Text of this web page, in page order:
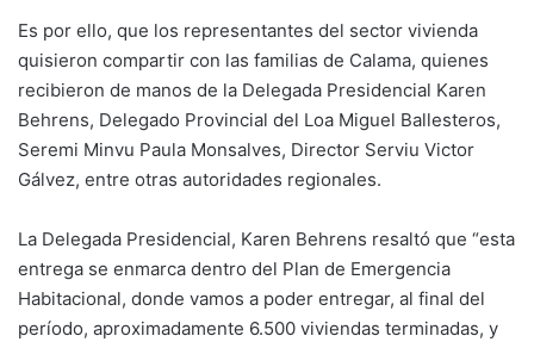
Es por ello, que los representantes del sector vivienda
quisieron compartir con las familias de Calama, quienes
recibieron de manos de la Delegada Presidencial Karen
Behrens, Delegado Provincial del Loa Miguel Ballesteros,
Seremi Minvu Paula Monsalves, Director Serviu Victor
Gálvez, entre otras autoridades regionales.
La Delegada Presidencial, Karen Behrens resaltó que “esta
entrega se enmarca dentro del Plan de Emergencia
Habitacional, donde vamos a poder entregar, al final del
período, aproximadamente 6.500 viviendas terminadas, y